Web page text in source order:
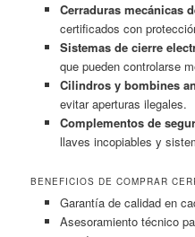
Cerraduras mecánicas
certificados con
Sistemas de cierre
que pueden controlarse
Cilindros y bombines
evitar aperturas ilegales.
Complementos de
llaves incopiables y
BENEFICIOS DE COMPRAR
Garantía de calidad en
Asesoramiento técnico